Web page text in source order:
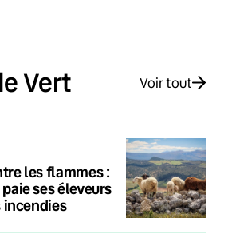
Vert Voir tout
les flammes :
ses éleveurs
incendies